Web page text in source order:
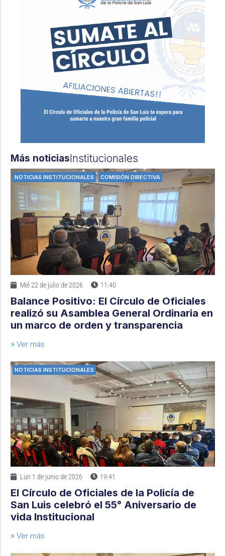
Más noticiasInstitucionales
NOTICIAS INSTITUCIONALES COMISIÓN DIRECTIVA
Mié 22 de julio de 2026 11:40
Balance Positivo: El Círculo de Oficiales
realizó su Asamblea General Ordinaria en
un marco de orden y transparencia
» Ver más
NOTICIAS INSTITUCIONALES
Lun 1 de junio de 2026 19:41
El Círculo de Oficiales de la Policía de
San Luis celebró el 55° Aniversario de
vida Institucional
» Ver más